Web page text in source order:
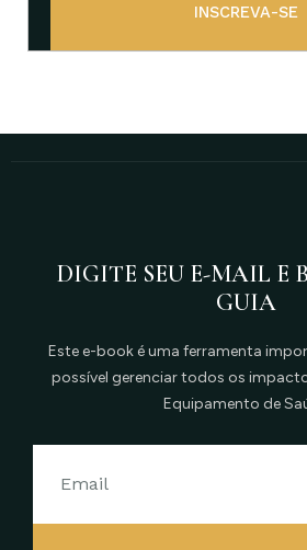
INSCREVA-SE
DIGITE SEU E-MAIL E
GUIA
Este e-book é uma ferramenta
possível gerenciar todos os
Equipamento de